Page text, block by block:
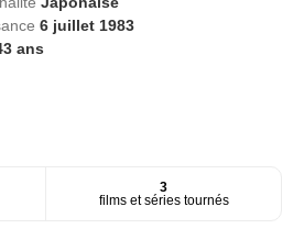
6 juillet 1983
ans
3
films et séries tournés